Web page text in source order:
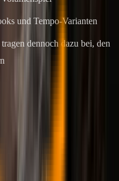
und Tempo-Varianten
dennoch dazu bei, den
Inhalte erstellt